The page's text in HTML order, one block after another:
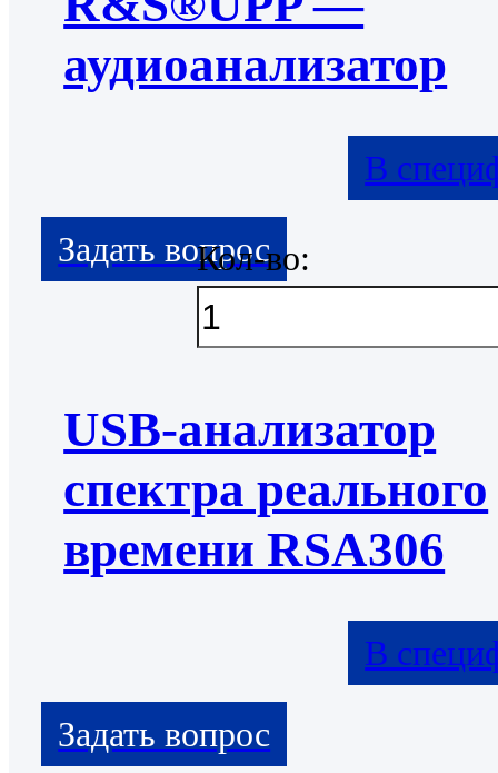
аудиоанализатор
В
USB-анализатор
спектра реального
времени RSA306
В
Кол-во: